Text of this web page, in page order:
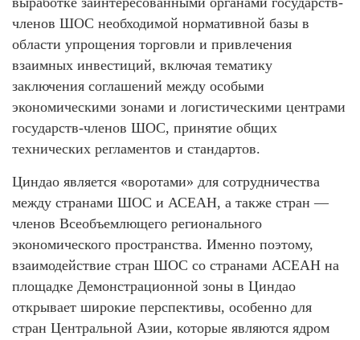
членов ШОС необходимой нормативной базы в
области упрощения торговли и привлечения
взаимных инвестиций, включая тематику
заключения соглашений между особыми
экономическими зонами и логистическими центрами
государств-членов ШОС, принятие общих
технических регламентов и стандартов.
Циндао является «воротами» для сотрудничества
между странами ШОС и АСЕАН, а также стран —
членов Всеобъемлющего регионального
экономического пространства. Именно поэтому,
взаимодействие стран ШОС со странами АСЕАН на
площадке Демонстрационной зоны в Циндао
открывает широкие перспективы, особенно для
стран Центральной Азии, которые являются ядром